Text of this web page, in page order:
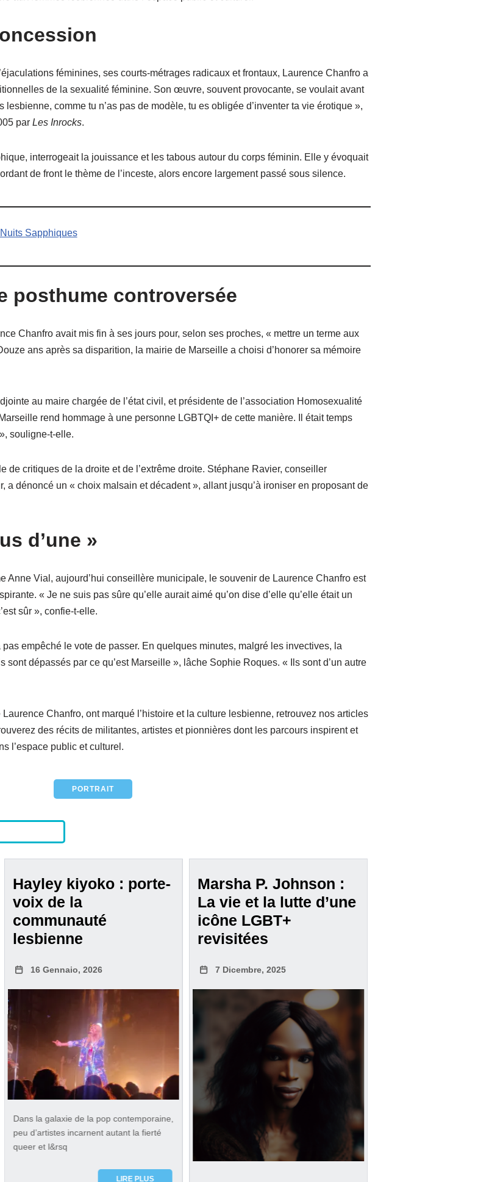
féminines, ses courts-métrages radicaux et frontaux, Laurence Chanfro a
de la sexualité féminine. Son œuvre, souvent provocante, se voulait avant
comme tu n’as pas de modèle, tu es obligée d’inventer ta vie érotique »,
par Les Inrocks.
interrogeait la jouissance et les tabous autour du corps féminin. Elle y évoquait
de front le thème de l’inceste, alors encore largement passé sous silence.
Sapphiques
posthume controversée
Chanfro avait mis fin à ses jours pour, selon ses proches, « mettre un terme aux
ans après sa disparition, la mairie de Marseille a choisi d’honorer sa mémoire
au maire chargée de l’état civil, et présidente de l’association Homosexualité
rend hommage à une personne LGBTQI+ de cette manière. Il était temps
souligne-t-elle.
de critiques de la droite et de l’extrême droite. Stéphane Ravier, conseiller
a dénoncé un « choix malsain et décadent », allant jusqu’à ironiser en proposant de
d’une »
Anne Vial, aujourd’hui conseillère municipale, le souvenir de Laurence Chanfro est
« Je ne suis pas sûre qu’elle aurait aimé qu’on dise d’elle qu’elle était un
sûr », confie-t-elle.
pas empêché le vote de passer. En quelques minutes, malgré les invectives, la
dépassés par ce qu’est Marseille », lâche Sophie Roques. « Ils sont d’un autre
Chanfro, ont marqué l’histoire et la culture lesbienne, retrouvez nos articles
des récits de militantes, artistes et pionnières dont les parcours inspirent et
l’espace public et culturel.
PORTRAIT
Hayley kiyoko : porte-
voix de la
communauté
lesbienne
16 Gennaio, 2026
Dans la galaxie de la pop contemporaine,
peu d’artistes incarnent autant la fierté
queer et l&rsq
LIRE PLUS
Marsha P. Johnson :
La vie et la lutte d’une
icône LGBT+
revisitées
7 Dicembre, 2025